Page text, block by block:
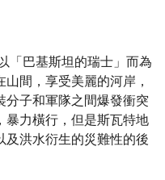
「巴基斯坦的瑞士」而為
間，享受美麗的河岸，
子和軍隊之間爆發衝突
暴力橫行，但是斯瓦特地
及洪水衍生的災難性的後